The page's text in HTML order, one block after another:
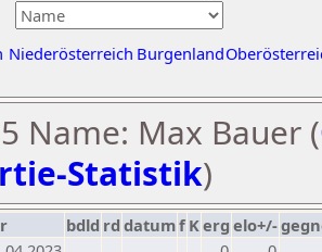
Niederösterreich Burgenland
Name: Max Bauer (
Statistik)
bdld rd datumf Kerg elo+/-